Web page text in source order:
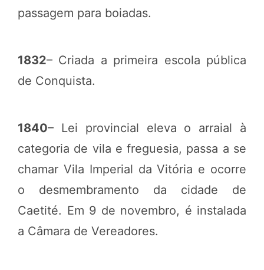
passagem para boiadas.
1832– Criada a primeira escola pública
de Conquista.
1840– Lei provincial eleva o arraial à
categoria de vila e freguesia, passa a se
chamar Vila Imperial da Vitória e ocorre
o desmembramento da cidade de
Caetité. Em 9 de novembro, é instalada
a Câmara de Vereadores.